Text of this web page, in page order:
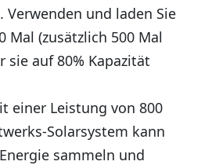
und laden Sie
Mal (zusätzlich 500 Mal
sie auf 80% Kapazität
einer Leistung von 800
Solarsystem kann
sammeln und